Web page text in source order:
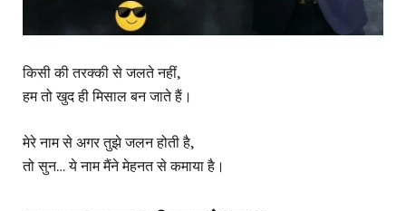
किसी की तरक्की से जलते नहीं,
हम तो खुद ही मिसाल बन जाते हैं।
मेरे नाम से अगर तुझे जलन होती है,
तो सुन… ये नाम मैंने मेहनत से कमाया है।